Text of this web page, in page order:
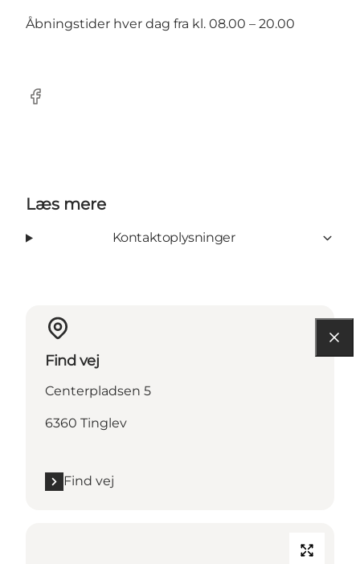
Åbningstider hver dag fra kl. 08.00 – 20.00
Facebook
Læs mere
Kontaktoplysninger
Find vej
Centerpladsen 5
6360 Tinglev
Find vej